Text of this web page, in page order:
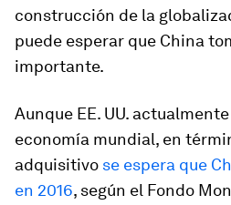
construcción de la
puede esperar que China
importante.
Aunque EE. UU.
economía mundial, en
adquisitivo se espera que
en 2016, según el Fondo